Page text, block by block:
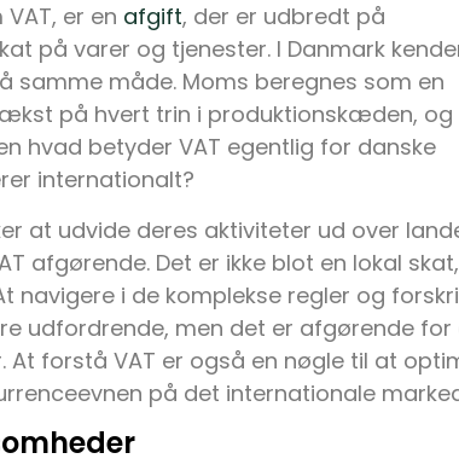
er en afgift, der er udbredt på
på varer og tjenester. I Danmark
samme måde. Moms beregnes som en
på hvert trin i produktionskæden, og
hvad betyder VAT egentlig for danske
internationalt?
at udvide deres aktiviteter ud over
afgørende. Det er ikke blot en lokal skat,
navigere i de komplekse regler og
udfordrende, men det er afgørende for
At forstå VAT er også en nøgle til at
på det internationale